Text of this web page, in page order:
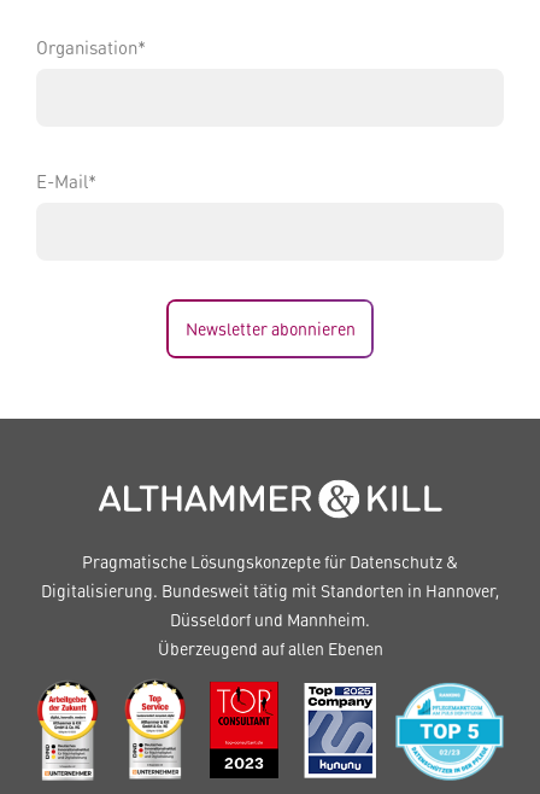
Organisation*
E-Mail*
Newsletter abonnieren
Pragmatische Lösungskonzepte für Datenschutz &
Digitalisierung. Bundesweit tätig mit Standorten in Hannover,
Düsseldorf und Mannheim.
Überzeugend auf allen Ebenen